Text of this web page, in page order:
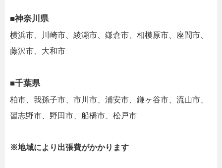
■神奈川県
横浜市、川崎市、綾瀬市、鎌倉市、相模原市、座間市、
藤沢市、大和市
■千葉県
柏市、我孫子市、市川市、浦安市、鎌ヶ谷市、流山市、
習志野市、野田市、船橋市、松戸市
※地域により出張費がかかります